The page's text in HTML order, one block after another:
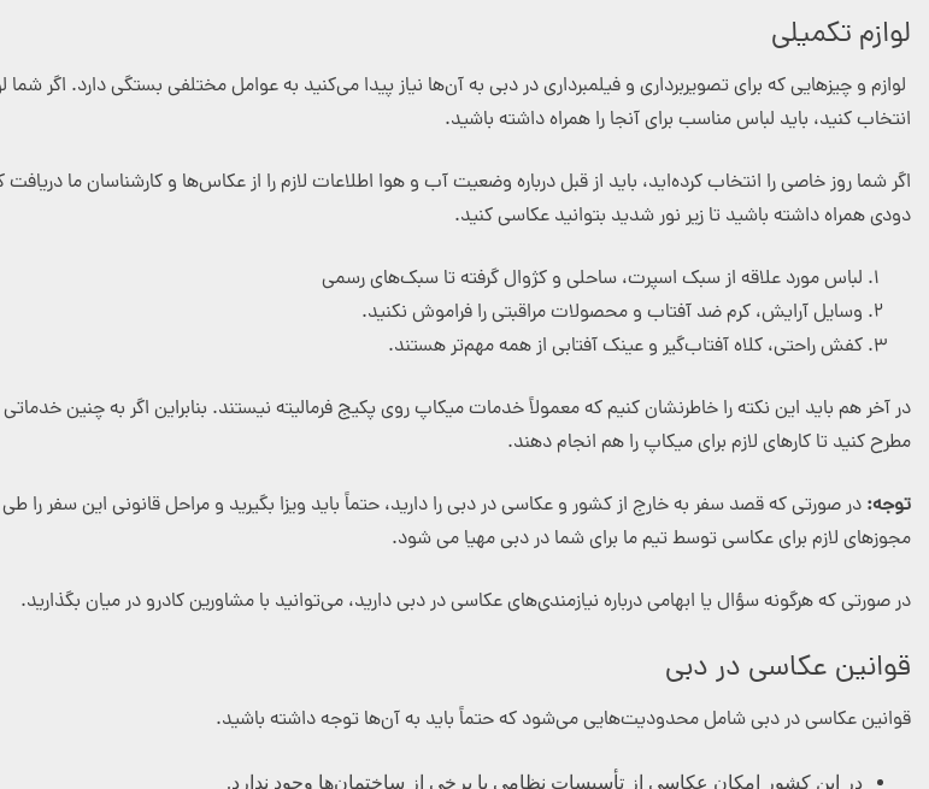
لوازم تکمیلی
لوازم و چیزهایی که برای تصویربرداری و فیلمبرداری در دبی به آن‌ها نیاز پیدا می‌کنید به عوامل مختلفی بستگی دارد.
انتخاب کنید، باید لباس مناسب برای آنجا را همراه داشته باشید.
اگر شما روز خاصی را انتخاب کرده‌اید، باید از قبل درباره وضعیت آب و هوا اطلاعات لازم را از عکاس‌ها و کارشناسان ما
دودی همراه داشته باشید تا زیر نور شدید بتوانید عکاسی کنید.
لباس مورد علاقه از سبک اسپرت، ساحلی و کژوال گرفته تا سبک‌های رسمی
وسایل آرایش، کرم ضد آفتاب و محصولات مراقبتی را فراموش نکنید.
کفش راحتی، کلاه آفتاب‌گیر و عینک آفتابی از همه مهم‌تر هستند.
در آخر هم باید این نکته را خاطرنشان کنیم که معمولاً خدمات میکاپ روی پکیج فرمالیته نیستند. بنابراین اگر به چنین خدماتی
مطرح کنید تا کارهای لازم برای میکاپ را هم انجام دهند.
توجه: در صورتی که قصد سفر به خارج از کشور و عکاسی در دبی را دارید، حتماً باید ویزا بگیرید و مراحل قانونی این سفر
مجوزهای لازم برای عکاسی توسط تیم ما برای شما در دبی مهیا می شود.
در صورتی که هرگونه سؤال یا ابهامی درباره نیازمندی‌های عکاسی در دبی دارید، می‌توانید با مشاورین کادرو در میان بگذارید.
قوانین عکاسی در دبی
قوانین عکاسی در دبی شامل محدودیت‌هایی می‌شود که حتماً باید به آن‌ها توجه داشته باشید.
در این کشور امکان عکاسی از تأسیسات نظامی یا برخی از ساختمان‌ها وجود ندارد.